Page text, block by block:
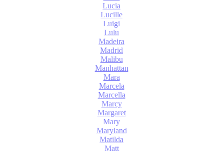
Lucia
Lucille
Luigi
Lulu
Madeira
Madrid
Malibu
Manhattan
Mara
Marcela
Marcella
Marcy
Margaret
Mary
Maryland
Matilda
Matt